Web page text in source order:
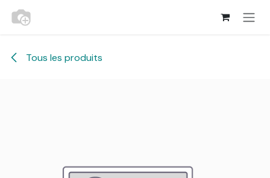
Se rendre au contenu
Tous les produits